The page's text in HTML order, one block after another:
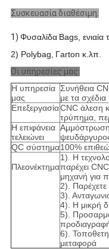
Συσκευασία διαθέσιμη:
1) Φυσαλίδα Βags,
2) Polybag, Γarton κ.λπ.
Οι υπηρεσίες μας:
Η υπηρεσία
μας
Συνήθεια
με τα
ΕπεξεργασίαCNC άλεση
τρύπημα,
Η επιφάνεια
τελειώνει
QC σύστημα100%
Πλεονέκτημα
1). Η
παρέχει
μηχανή για
2). Παρέχετε
3).
4). Η μικρή
5).
6).
μεταφορά